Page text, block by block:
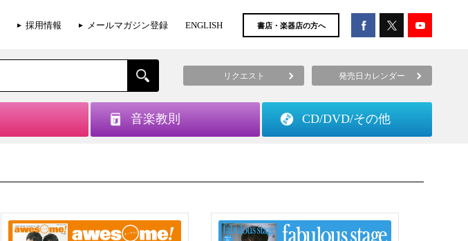
採用情報 メールマガジン登録 ENGLISH 書店・楽器店の方へ
リクエスト 発売日カレンダー
音楽教則 CD/DVD/その他